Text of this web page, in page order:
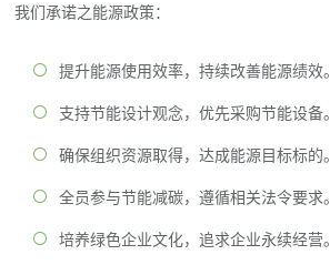
我们承诺之能源政策：
提升能源使用效率，持续改善能源绩效。
支持节能设计观念，优先采购节能设备。
确保组织资源取得，达成能源目标标的。
全员参与节能减碳，遵循相关法令要求。
培养绿色企业文化，追求企业永续经营。